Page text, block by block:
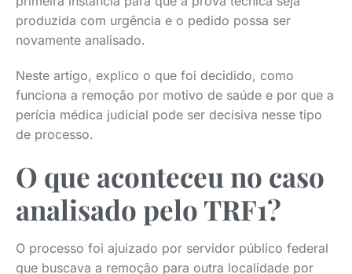
produzida com urgência e o pedido possa ser
novamente analisado.
Neste artigo, explico o que foi decidido, como
funciona a remoção por motivo de saúde e por que a
perícia médica judicial pode ser decisiva nesse tipo
de processo.
O que aconteceu no caso
analisado pelo TRF1?
O processo foi ajuizado por servidor público federal
que buscava a remoção para outra localidade por